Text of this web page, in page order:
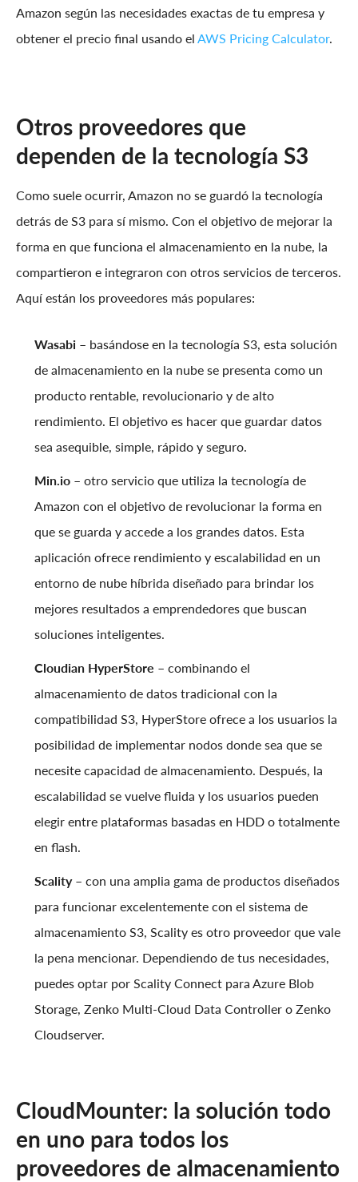
Amazon según las necesidades exactas de tu empresa y
obtener el precio final usando el AWS Pricing Calculator.
Otros proveedores que
dependen de la tecnología S3
Como suele ocurrir, Amazon no se guardó la tecnología
detrás de S3 para sí mismo. Con el objetivo de mejorar la
forma en que funciona el almacenamiento en la nube, la
compartieron e integraron con otros servicios de terceros.
Aquí están los proveedores más populares:
Wasabi – basándose en la tecnología S3, esta solución
de almacenamiento en la nube se presenta como un
producto rentable, revolucionario y de alto
rendimiento. El objetivo es hacer que guardar datos
sea asequible, simple, rápido y seguro.
Min.io – otro servicio que utiliza la tecnología de
Amazon con el objetivo de revolucionar la forma en
que se guarda y accede a los grandes datos. Esta
aplicación ofrece rendimiento y escalabilidad en un
entorno de nube híbrida diseñado para brindar los
mejores resultados a emprendedores que buscan
soluciones inteligentes.
Cloudian HyperStore – combinando el
almacenamiento de datos tradicional con la
compatibilidad S3, HyperStore ofrece a los usuarios la
posibilidad de implementar nodos donde sea que se
necesite capacidad de almacenamiento. Después, la
escalabilidad se vuelve fluida y los usuarios pueden
elegir entre plataformas basadas en HDD o totalmente
en flash.
Scality– con una amplia gama de productos diseñados
para funcionar excelentemente con el sistema de
almacenamiento S3, Scality es otro proveedor que vale
la pena mencionar. Dependiendo de tus necesidades,
puedes optar por Scality Connect para Azure Blob
Storage, Zenko Multi-Cloud Data Controller o Zenko
Cloudserver.
CloudMounter: la solución todo
en uno para todos los
proveedores de almacenamiento